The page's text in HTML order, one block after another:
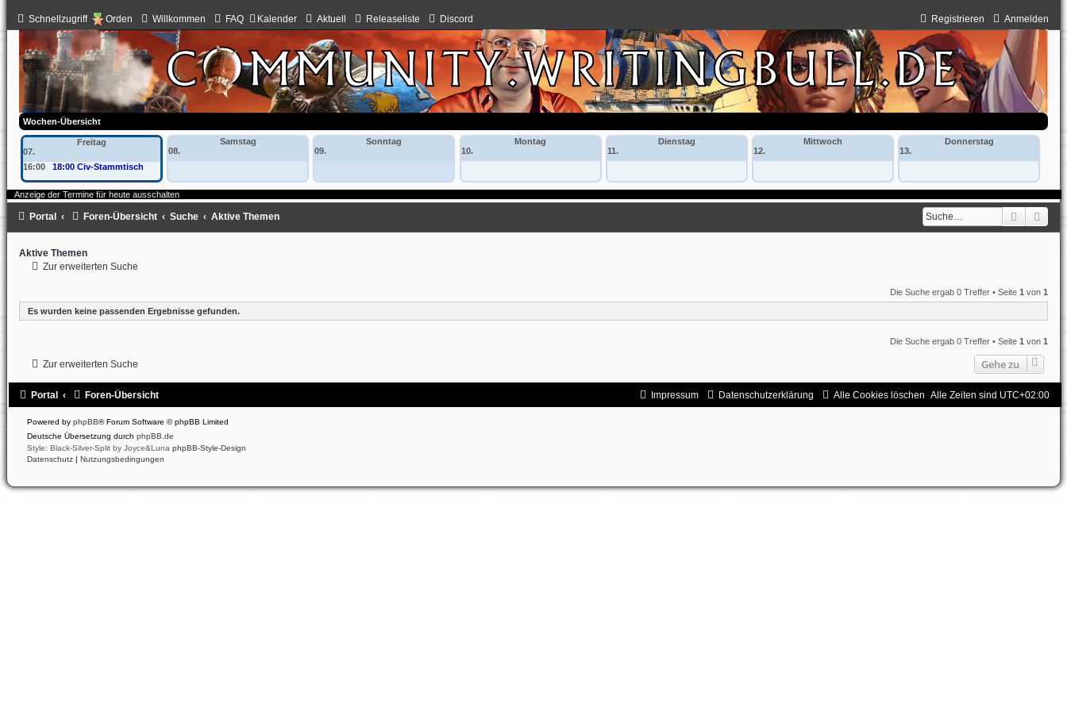
Schnellzugriff Orden Willkommen FAQ Kalender Aktuell Releaseliste Discord Anmelden
Registrieren
Wochen-Übersicht
Freitag
07.
16:00
18:00 Civ-Stammtisch
Samstag
08.
Sonntag
09.
Montag
10.
Dienstag
11.
Mittwoch
12.
Donnerstag
13.
Anzeige der Termine für heute ausschalten
Suche
Portal Foren-Übersicht Suche Aktive Themen
Aktive Themen
Zur erweiterten Suche
Die Suche ergab 0 Treffer • Seite1 von1
Es wurden keine passenden Ergebnisse gefunden.
Die Suche ergab 0 Treffer • Seite1 von1
Zur erweiterten Suche Gehe zu
Portal Foren-Übersicht Alle Zeiten sind UTC+02:00
Alle Cookies löschen
Datenschutzerklärung
Impressum
Powered by phpBB® Forum Software © phpBB Limited
Deutsche Übersetzung durch phpBB.de
Style: Black-Silver-Split by Joyce&Luna phpBB-Style-Design
Datenschutz | Nutzungsbedingungen